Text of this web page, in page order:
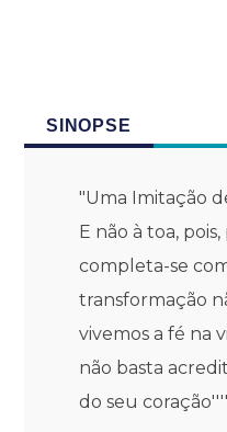
SINOPSE
"Uma Imitação
E não à toa,
completa-se
transformação
vivemos a fé na
não basta
do seu